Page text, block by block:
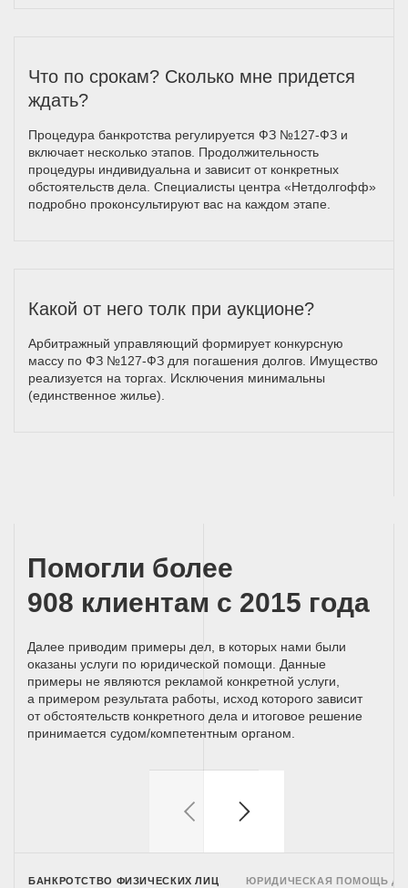
Что по срокам? Сколько мне придется
ждать?
Процедура банкротства регулируется ФЗ №127-ФЗ и
включает несколько этапов. Продолжительность
процедуры индивидуальна и зависит от конкретных
обстоятельств дела. Специалисты центра «Нетдолгофф»
подробно проконсультируют вас на каждом этапе.
Какой от него толк при аукционе?
Арбитражный управляющий формирует конкурсную
массу по ФЗ №127-ФЗ для погашения долгов. Имущество
реализуется на торгах. Исключения минимальны
(единственное жилье).
Помогли более
908 клиентам с 2015 года
Далее приводим примеры дел, в которых нами были
оказаны услуги по юридической помощи. Данные
примеры не являются рекламой конкретной услуги,
а примером результата работы, исход которого зависит
от обстоятельств конкретного дела и итоговое решение
принимается судом/компетентным органом.
БАНКРОТСТВО ФИЗИЧЕСКИХ ЛИЦ ЮРИДИЧЕСКАЯ ПОМОЩЬ